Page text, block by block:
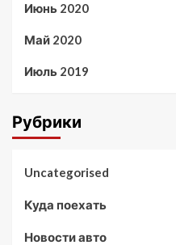
Июнь 2020
Май 2020
Июль 2019
Рубрики
Uncategorised
Куда поехать
Новости авто